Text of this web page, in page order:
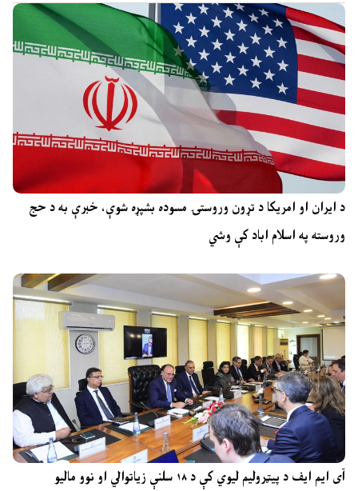
د ایران او امریکا د تړون وروستۍ مسوده بشپړه شوې، خبرې به د حج
وروسته په اسلام اباد کې وشي
آی ایم ایف د پیټرولیم لیوي کې د ۱۸ سلنې زیاتوالي او نوو مالیو